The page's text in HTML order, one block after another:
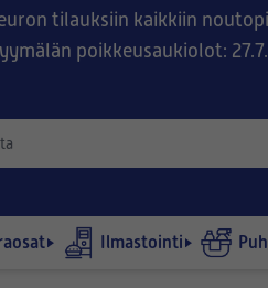
tilauksiin kaikkiin
poikkeusaukiolot:
Ilmastointi